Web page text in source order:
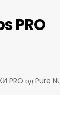
PRO
од Pure